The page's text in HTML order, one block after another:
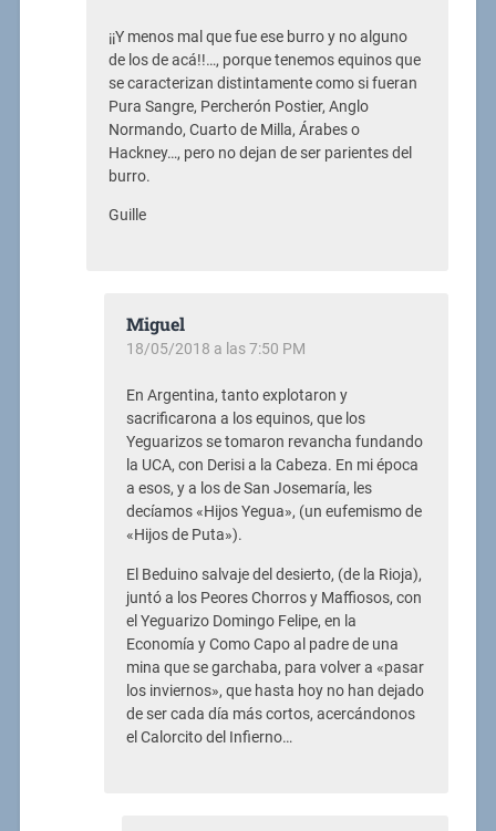
¡¡Y menos mal que fue ese burro y no alguno
de los de acá!!…, porque tenemos equinos que
se caracterizan distintamente como si fueran
Pura Sangre, Percherón Postier, Anglo
Normando, Cuarto de Milla, Árabes o
Hackney…, pero no dejan de ser parientes del
burro.
Guille
Miguel
18/05/2018 a las 7:50 PM
En Argentina, tanto explotaron y
sacrificarona a los equinos, que los
Yeguarizos se tomaron revancha fundando
la UCA, con Derisi a la Cabeza. En mi época
a esos, y a los de San Josemaría, les
decíamos «Hijos Yegua», (un eufemismo de
«Hijos de Puta»).
El Beduino salvaje del desierto, (de la Rioja),
juntó a los Peores Chorros y Maffiosos, con
el Yeguarizo Domingo Felipe, en la
Economía y Como Capo al padre de una
mina que se garchaba, para volver a «pasar
los inviernos», que hasta hoy no han dejado
de ser cada día más cortos, acercándonos
el Calorcito del Infierno…